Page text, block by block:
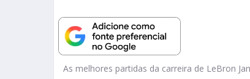
As melhores partidas da carreira de LeBron